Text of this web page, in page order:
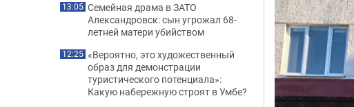
13:05 Семейная драма в ЗАТО
Александровск: сын угрожал 68-
летней матери убийством
12:25 «Вероятно, это художественный
образ для демонстрации
туристического потенциала»:
Какую набережную строят в Умбе?